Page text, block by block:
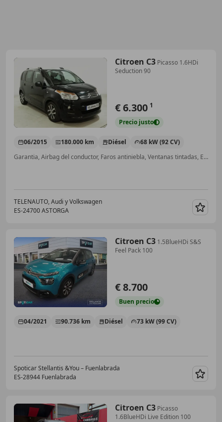
Citroen C3 Picasso 1.6HDi
Seduction 90
€ 6.300 1
Precio justo
06/2015 180.000 km Diésel
68 kW (92 CV)
Garantia, Airbag del conductor, Faros antiniebla, Ventanas tintadas, ESP, Airbags laterales, Climatizador automático, Cierre centralizado
TELENAUTO, Audi y Volkswagen
ES-24700 ASTORGA
Citroen C3 1.5BlueHDi S&S
Feel Pack 100
€ 8.700
Buen precio
04/2021 90.736 km Diésel 73 kW (99 CV)
Spoticar Stellantis &You – Fuenlabrada
ES-28944 Fuenlabrada
Citroen C3 Picasso
1.6BlueHDi Live Edition 100